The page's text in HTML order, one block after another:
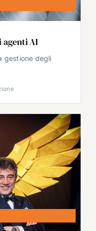
agenti AI
gestione degli